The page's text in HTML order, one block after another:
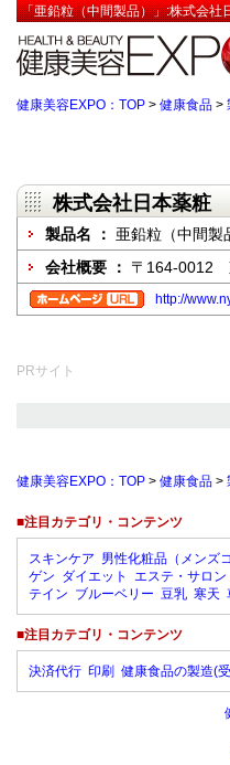
「亜鉛粒（中間製品）」:株式会社
健康美容EXPO：TOP > 健康食品 >
株式会社日本薬粧
製品名 ： 亜鉛粒（中間製
会社概要 ： 〒164-0012
http://
PRサイト
健康美容EXPO：TOP > 健康食品 >
■注目カテゴリ・コンテンツ
スキンケア 男性化粧品（メンズ
ゲン ダイエット エステ・サロン
テイン ブルーベリー 豆乳 寒天
■注目カテゴリ・コンテンツ
決済代行 印刷 健康食品の製造(